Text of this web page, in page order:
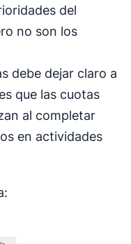
del
no son los
debe dejar claro a
que las cuotas
al completar
en actividades